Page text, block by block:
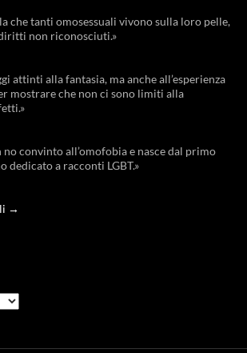
che tanti omosessuali vivono sulla loro pelle,
non riconosciuti.»
attinti alla fantasia, ma anche all’esperienza
mostrare che non ci sono limiti alla
convinto all’omofobia e nasce dal primo
a racconti LGBT.»
→